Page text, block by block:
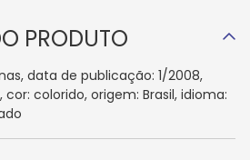
PRODUTO
data de publicação: 1/2008,
cor: colorido, origem: Brasil, idioma: